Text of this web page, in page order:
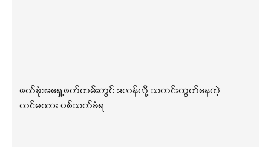
ဖယ်ခုံအရှေ့ဖက်ကမ်းတွင် ဒလန်လို့ သတင်းထွက်နေတဲ့
လင်မယား ပစ်သတ်ခံရ